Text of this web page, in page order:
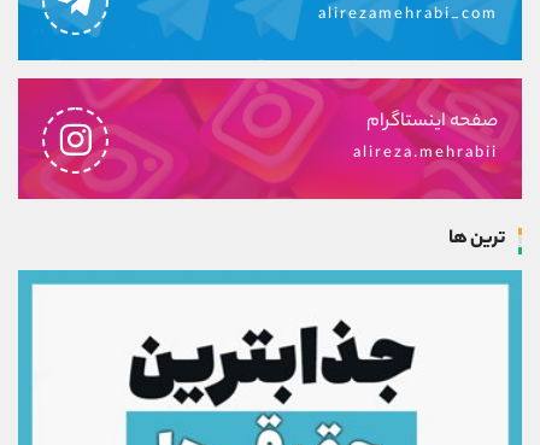
alirezamehrabi_com
صفحه اینستاگرام
alireza.mehrabii
ترین ها